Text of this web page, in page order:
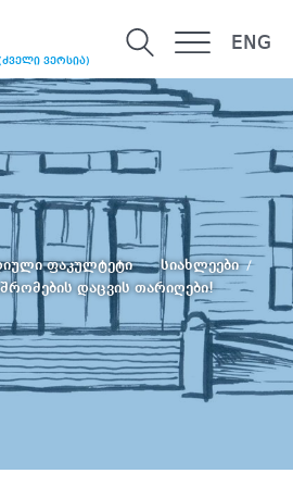
ვერსია)
ENG
ფაკულტეტი
სიახლეები
დაცვის თარიღები!